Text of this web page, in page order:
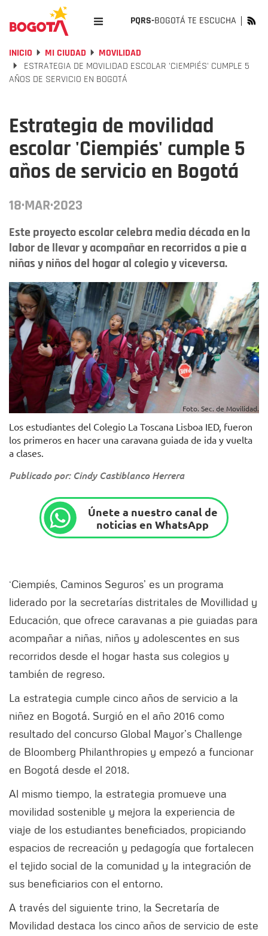
PQRS-BOGOTÁ TE ESCUCHA
INICIO MI CIUDAD
MOVILIDAD
ESTRATEGIA DE MOVILIDAD ESCOLAR 'CIEMPIÉS' CUMPLE 5
AÑOS DE SERVICIO EN BOGOTÁ
Estrategia de movilidad
escolar 'Ciempiés' cumple 5
años de servicio en Bogotá
18·MAR·2023
Este proyecto escolar celebra media década en la
labor de llevar y acompañar en recorridos a pie a
niñas y niños del hogar al colegio y viceversa.
Foto. Sec. de Movilidad.
Los estudiantes del Colegio La Toscana Lisboa IED, fueron
los primeros en hacer una caravana guiada de ida y vuelta
a clases.
Publicado por: Cindy Castiblanco Herrera
Únete a nuestro canal de
noticias en WhatsApp
‘Ciempiés, Caminos Seguros’ es un programa
liderado por la secretarías distritales de Movillidad y
Educación, que ofrece caravanas a pie guiadas para
acompañar a niñas, niños y adolescentes en sus
recorridos desde el hogar hasta sus colegios y
también de regreso.
La estrategia cumple cinco años de servicio a la
niñez en Bogotá. Surgió en el año 2016 como
resultado del concurso Global Mayor’s Challenge
de Bloomberg Philanthropies y empezó a funcionar
en Bogotá desde el 2018.
Al mismo tiempo, la estrategia promueve una
movilidad sostenible y mejora la experiencia de
viaje de los estudiantes beneficiados, propiciando
espacios de recreación y pedagogía que fortalecen
el tejido social de la comunidad y la integración de
sus beneficiarios con el entorno.
A través del siguiente trino, la Secretaría de
Movilidad destaca los cinco años de servicio de este